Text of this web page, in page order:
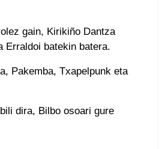
gain, Kirikiño Dantza
Erraldoi batekin batera.
Pakemba, Txapelpunk eta
dira, Bilbo osoari gure